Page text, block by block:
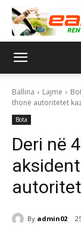
Ballina Lajme
thonë autoritetet
Bota
Deri në
By admin02